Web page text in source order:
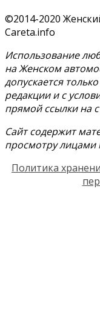
©2014-2020
Careta.info
Использование
на Женском
допускается
редакции и с
прямой ссылки на
Сайт содержит
просмотру лицами
Политика